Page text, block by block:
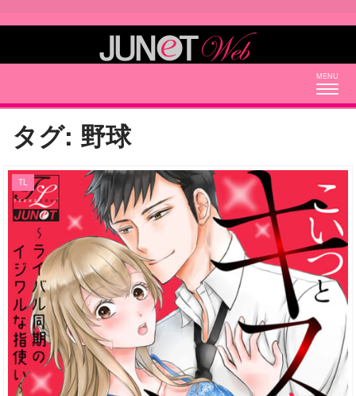
タグ: 野球
TL